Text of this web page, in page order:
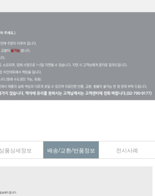
상품상세정보 배송/교환/반품정보 전시사례